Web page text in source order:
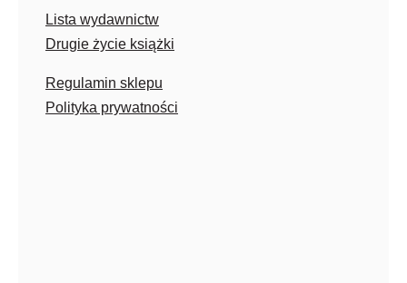
Lista wydawnictw
Drugie życie książki
Regulamin sklepu
Polityka prywatności